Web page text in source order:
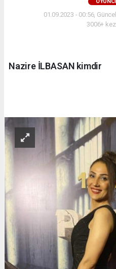
01.09.2023 - 00:56,
3006+
Nazire İLBASAN kimdir